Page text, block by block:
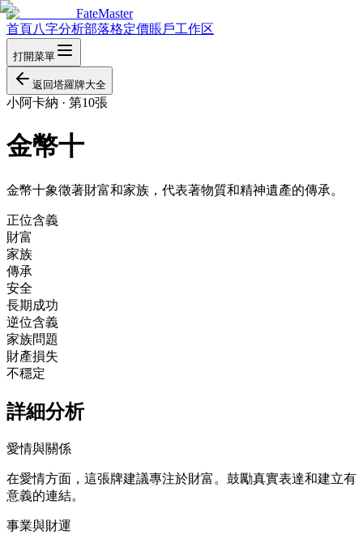
FateMaster
首頁八字分析部落格定價賬戶工作区
打開菜單
返回塔羅牌大全
小阿卡納 · 第10張
金幣十
金幣十象徵著財富和家族，代表著物質和精神遺產的傳承。
正位含義
財富
家族
傳承
安全
長期成功
逆位含義
家族問題
財產損失
不穩定
詳細分析
愛情與關係
在愛情方面，這張牌建議專注於財富。鼓勵真實表達和建立有
意義的連結。
事業與財運